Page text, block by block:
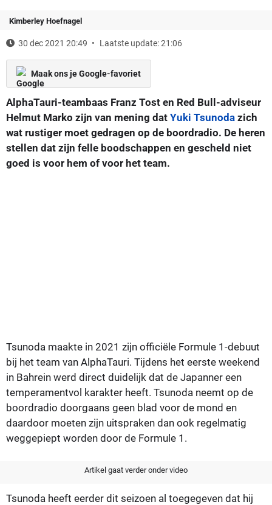
Kimberley Hoefnagel
30 dec 2021 20:49 Laatste update: 21:06
Maak ons je Google-favoriet
AlphaTauri-teambaas Franz Tost en Red Bull-adviseur
Helmut Marko zijn van mening dat Yuki Tsunoda zich
wat rustiger moet gedragen op de boordradio. De heren
stellen dat zijn felle boodschappen en gescheld niet
goed is voor hem of voor het team.
Tsunoda maakte in 2021 zijn officiële Formule 1-debuut
bij het team van AlphaTauri. Tijdens het eerste weekend
in Bahrein werd direct duidelijk dat de Japanner een
temperamentvol karakter heeft. Tsunoda neemt op de
boordradio doorgaans geen blad voor de mond en
daardoor moeten zijn uitspraken dan ook regelmatig
weggepiept worden door de Formule 1.
Artikel gaat verder onder video
Tsunoda heeft eerder dit seizoen al toegegeven dat hij